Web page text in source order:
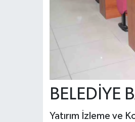
BELEDİYE
Yatırım İzleme ve